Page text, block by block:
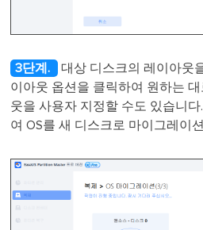
3단계.
대상 디스크의 레이아웃
이아웃 옵션을 클릭하여 원하는
웃을 사용자 지정할 수도 있습니
여 OS를 새 디스크로 마이그레이